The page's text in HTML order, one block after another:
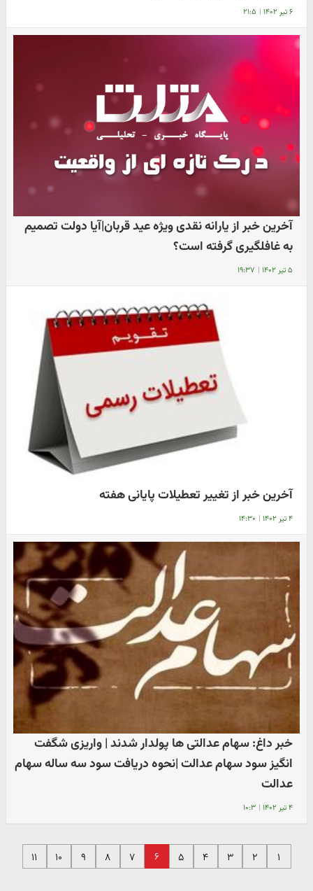
۶ تیر ۱۴۰۲ | ۲۱:۵
آخرین خبر از یارانه نقدی ویژه عید قربان|آیا دولت تصمیم
به غافلگیری گرفته است؟
۵ تیر ۱۴۰۲ | ۱۹:۳۷
آخرین خبر از تغییر تعطیلات پایانی هفته
۴ تیر ۱۴۰۲ | ۱۴:۳۰
خبر داغ: سهام عدالتی ها پولدار شدند | واریزی شگفت
انگیز سود سهام عدالت |نحوه دریافت سود سه ساله سهام
عدالت
۴ تیر ۱۴۰۲ | ۱۰:۳
۱ ۲ ۳ ۴ ۵ ۶ ۷ ۸ ۹ ۱۰ ۱۱